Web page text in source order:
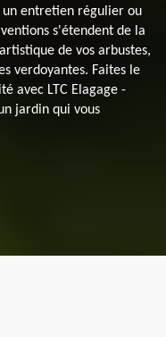
un entretien régulier ou
s'étendent de la
de vos arbustes,
verdoyantes. Faites le
avec LTC Elagage -
jardin qui vous